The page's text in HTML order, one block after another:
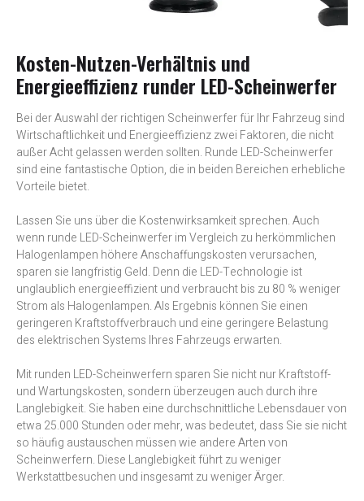
Kosten-Nutzen-Verhältnis und
Energieeffizienz runder LED-Scheinwerfer
Bei der Auswahl der richtigen Scheinwerfer für Ihr Fahrzeug sind
Wirtschaftlichkeit und Energieeffizienz zwei Faktoren, die nicht
außer Acht gelassen werden sollten. Runde LED-Scheinwerfer
sind eine fantastische Option, die in beiden Bereichen erhebliche
Vorteile bietet.
Lassen Sie uns über die Kostenwirksamkeit sprechen. Auch
wenn runde LED-Scheinwerfer im Vergleich zu herkömmlichen
Halogenlampen höhere Anschaffungskosten verursachen,
sparen sie langfristig Geld. Denn die LED-Technologie ist
unglaublich energieeffizient und verbraucht bis zu 80 % weniger
Strom als Halogenlampen. Als Ergebnis können Sie einen
geringeren Kraftstoffverbrauch und eine geringere Belastung
des elektrischen Systems Ihres Fahrzeugs erwarten.
Mit runden LED-Scheinwerfern sparen Sie nicht nur Kraftstoff-
und Wartungskosten, sondern überzeugen auch durch ihre
Langlebigkeit. Sie haben eine durchschnittliche Lebensdauer von
etwa 25.000 Stunden oder mehr, was bedeutet, dass Sie sie nicht
so häufig austauschen müssen wie andere Arten von
Scheinwerfern. Diese Langlebigkeit führt zu weniger
Werkstattbesuchen und insgesamt zu weniger Ärger.